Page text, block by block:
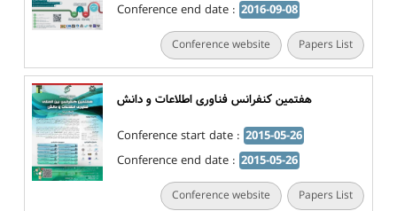
Conference end date : 2016-09-08
Conference website Papers List
هفتمین کنفرانس فناوری اطلاعات و دانش
Conference start date : 2015-05-26
Conference end date : 2015-05-26
Conference website Papers List